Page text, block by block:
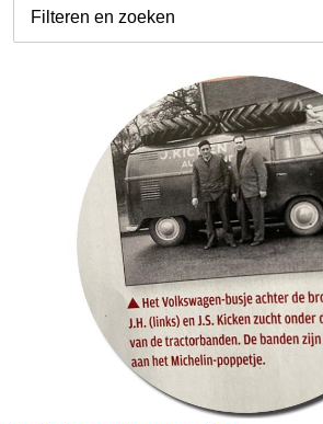
Filteren en zoeken